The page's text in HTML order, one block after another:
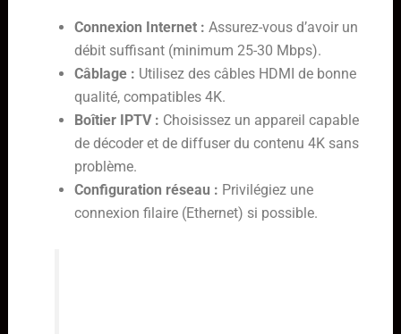
Connexion Internet : Assurez-vous d’avoir un
débit suffisant (minimum 25-30 Mbps).
Câblage : Utilisez des câbles HDMI de bonne
qualité, compatibles 4K.
Boîtier IPTV : Choisissez un appareil capable
de décoder et de diffuser du contenu 4K sans
problème.
Configuration réseau : Privilégiez une
connexion filaire (Ethernet) si possible.